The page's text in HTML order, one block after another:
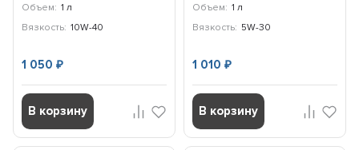
70271E18EU
Объем: 1 л
Вязкость: 10W-40
1 050₽
В корзину
Ford, Renault /
Объем: 1 л
Вязкость: 5W-30
1 010 ₽
В корзину